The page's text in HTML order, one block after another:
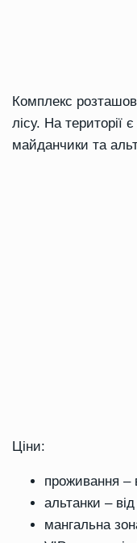
Комплекс
лісу. На території
майданчики та
Ціни:
проживання –
альтанки –
мангальна